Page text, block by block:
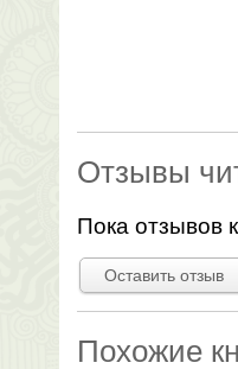
Отзывы
Пока отзывов
Оставить отзыв
Похожие